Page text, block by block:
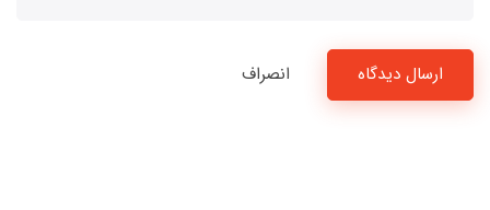
ارسال دیدگاه انصراف